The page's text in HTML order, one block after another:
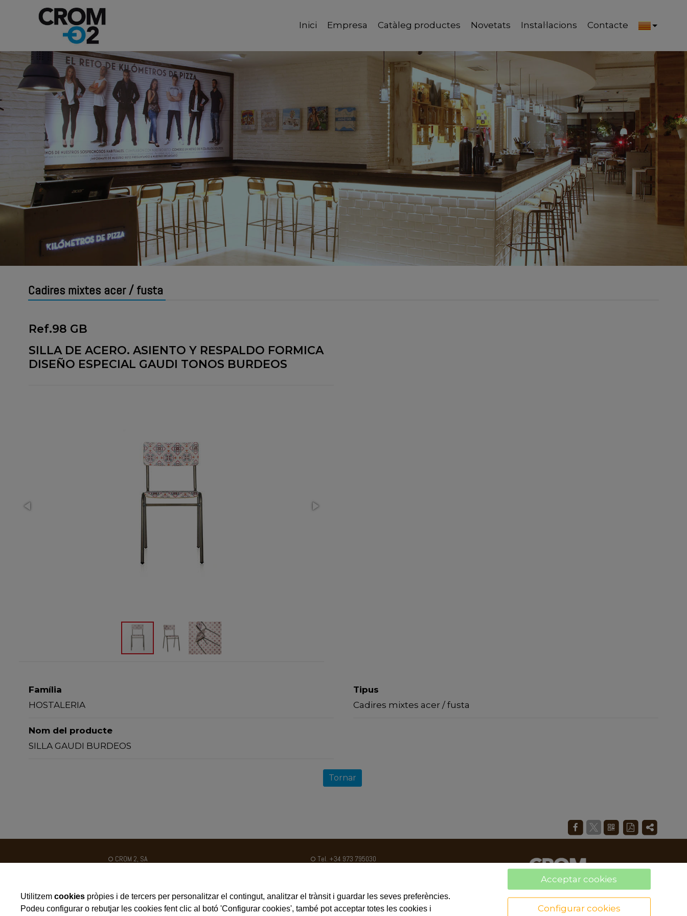
Inici Empresa Catàleg productes Novetats Instal·lacions Contacte
Cadires mixtes acer / fusta
Ref.98 GB
SILLA DE ACERO. ASIENTO Y RESPALDO FORMICA
DISEÑO ESPECIAL GAUDI TONOS BURDEOS
Família
HOSTALERIA
Tipus
Cadires mixtes acer / fusta
Nom del producte
SILLA GAUDI BURDEOS
Tornar
CROM 2, SA
25180 - ALCARRÀS - SPAIN
Tel. +34 973 795030
Avís legal
Utilitzemcookies pròpies i de tercers per personalitzar el contingut, analitzar el trànsit i guardar les seves preferències.
Podeu configurar o rebutjar les cookies fent clic al botó 'Configurar cookies', també pot acceptar totes les cookies i
Acceptar cookies
Configurar cookies